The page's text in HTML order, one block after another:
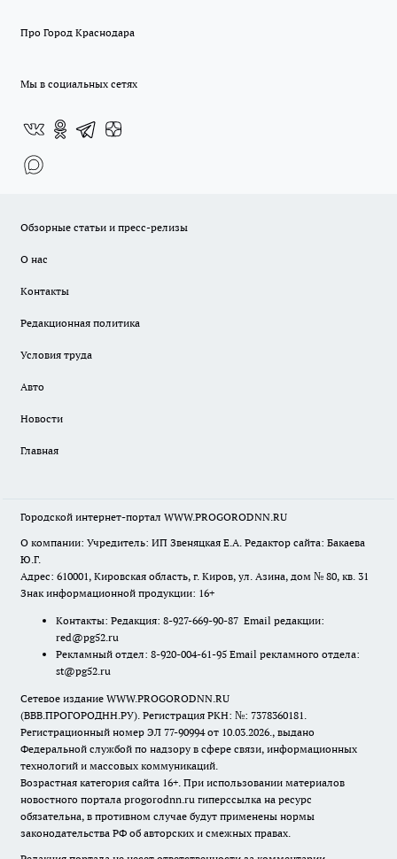
Про Город Краснодара
Мы в социальных сетях
Обзорные статьи и пресс-релизы
О нас
Контакты
Редакционная политика
Условия труда
Авто
Новости
Главная
Городской интернет-портал WWW.PROGORODNN.RU
О компании: Учредитель: ИП Звеняцкая Е.А. Редактор сайта: Бакаева
Ю.Г.
Адрес: 610001, Кировская область, г. Киров, ул. Азина, дом № 80, кв. 31
Знак информационной продукции: 16+
Контакты: Редакция: 8-927-669-90-87 Email редакции:
red@pg52.ru
Рекламный отдел: 8-920-004-61-95 Email рекламного отдела:
st@pg52.ru
Сетевое издание WWW.PROGORODNN.RU
(ВВВ.ПРОГОРОДНН.РУ). Регистрация РКН: №: 7378360181.
Регистрационный номер ЭЛ 77-90994 от 10.03.2026., выдано
Федеральной службой по надзору в сфере связи, информационных
технологий и массовых коммуникаций.
Возрастная категория сайта 16+. При использовании материалов
новостного портала progorodnn.ru гиперссылка на ресурс
обязательна, в противном случае будут применены нормы
законодательства РФ об авторских и смежных правах.